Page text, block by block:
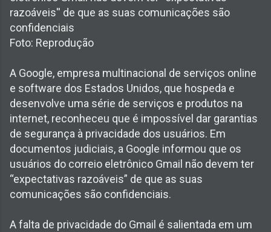
razoáveis'' de que as suas comunicações são
confidenciais
Foto: Reprodução
A Google, empresa multinacional de serviços online
e software dos Estados Unidos, que hospeda e
desenvolve uma série de serviços e produtos na
internet, reconheceu que é impossível dar garantias
de segurança à privacidade dos usuários. Em
documentos judiciais, a Google informou que os
usuários do correio eletrônico Gmail não devem ter
“expectativas razoáveis” de que as suas
comunicações são confidenciais.
A falta de privacidade do Gmail é salientada em um